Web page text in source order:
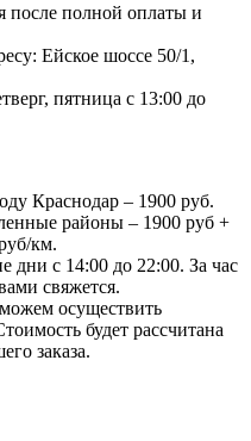
после полной оплаты и
Ейское шоссе 50/1,
пятница с 13:00 до
Краснодар – 1900 руб.
районы – 1900 руб +
км.
дни с 14:00 до 22:00. За час
свяжется.
осуществить
будет рассчитана
заказа.